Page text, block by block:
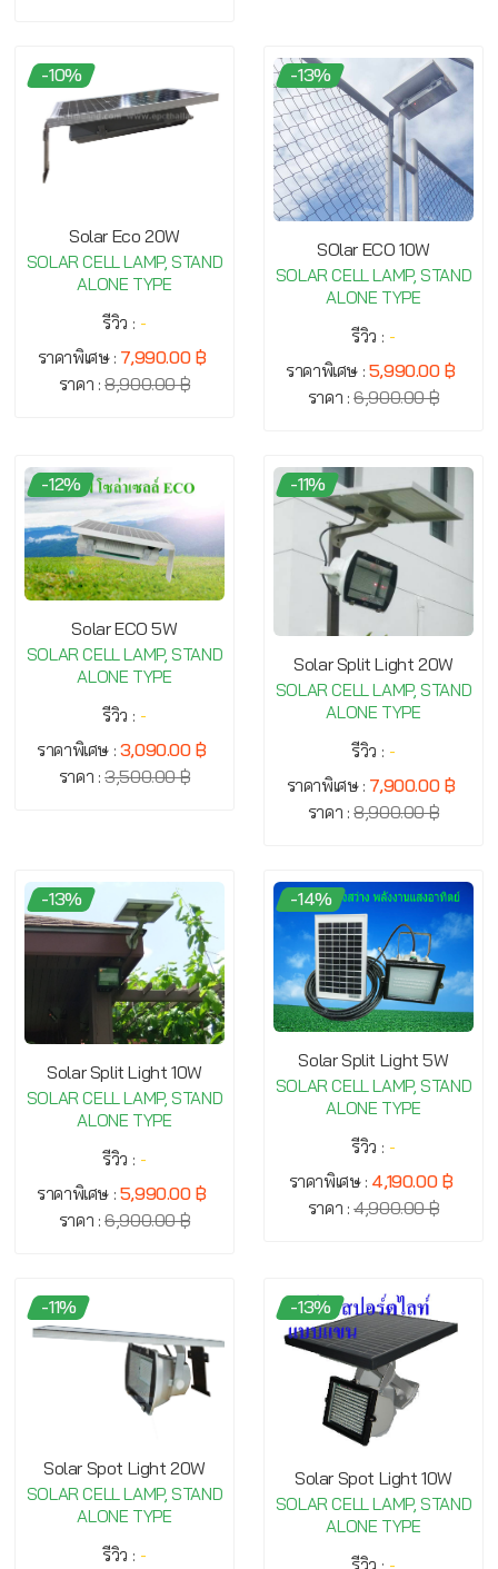
-10%
Solar Eco 20W
SOLAR CELL LAMP, STAND
ALONE TYPE
รีวิว : -
ราคาพิเศษ : 7,990.00 ฿
ราคา :8,900.00 ฿
-13%
SOlar ECO 10W
SOLAR CELL LAMP, STAND
ALONE TYPE
รีวิว : -
ราคาพิเศษ : 5,990.00 ฿
ราคา :6,900.00 ฿
-12%
Solar ECO 5W
SOLAR CELL LAMP, STAND
ALONE TYPE
รีวิว : -
ราคาพิเศษ : 3,090.00 ฿
ราคา :3,500.00 ฿
-11%
Solar Split Light 20W
SOLAR CELL LAMP, STAND
ALONE TYPE
รีวิว : -
ราคาพิเศษ : 7,900.00 ฿
ราคา :8,900.00 ฿
-13%
Solar Split Light 10W
SOLAR CELL LAMP, STAND
ALONE TYPE
รีวิว : -
ราคาพิเศษ : 5,990.00 ฿
ราคา :6,900.00 ฿
-14%
Solar Split Light 5W
SOLAR CELL LAMP, STAND
ALONE TYPE
รีวิว : -
ราคาพิเศษ : 4,190.00 ฿
ราคา :4,900.00 ฿
-11%
Solar Spot Light 20W
SOLAR CELL LAMP, STAND
ALONE TYPE
รีวิว : -
-13%
Solar Spot Light 10W
SOLAR CELL LAMP, STAND
ALONE TYPE